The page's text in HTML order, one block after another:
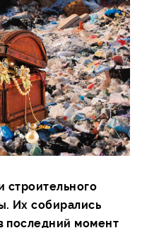
строительного
Их собирались
последний момент